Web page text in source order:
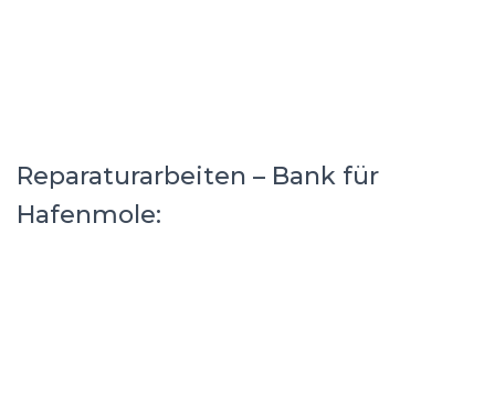
Reparaturarbeiten – Bank für
Hafenmole: